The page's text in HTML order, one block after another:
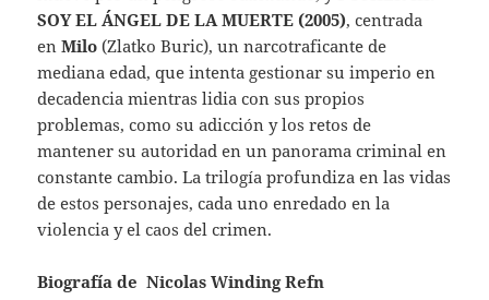
SOY EL ÁNGEL DE LA MUERTE (2005), centrada
enMilo (Zlatko Buric), un narcotraficante de
mediana edad, que intenta gestionar su imperio en
decadencia mientras lidia con sus propios
problemas, como su adicción y los retos de
mantener su autoridad en un panorama criminal en
constante cambio. La trilogía profundiza en las vidas
de estos personajes, cada uno enredado en la
violencia y el caos del crimen.
Biografía de Nicolas Winding Refn